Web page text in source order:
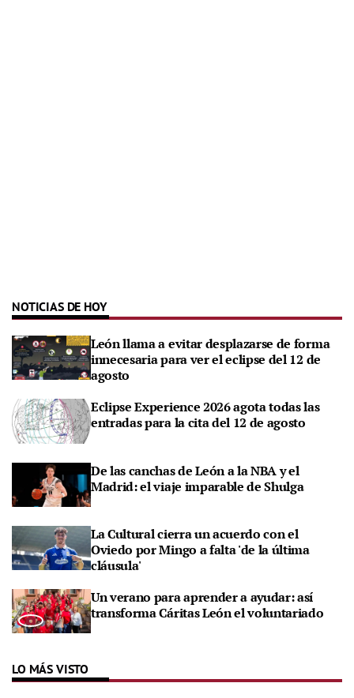
NOTICIAS DE HOY
León llama a evitar desplazarse de forma
innecesaria para ver el eclipse del 12 de
agosto
Eclipse Experience 2026 agota todas las
entradas para la cita del 12 de agosto
De las canchas de León a la NBA y el
Madrid: el viaje imparable de Shulga
La Cultural cierra un acuerdo con el
Oviedo por Mingo a falta 'de la última
cláusula'
Un verano para aprender a ayudar: así
transforma Cáritas León el voluntariado
LO MÁS VISTO